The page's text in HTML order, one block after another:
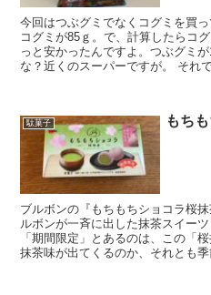
今回はつぶグミでなくコグミを買
コグミが85ｇ。で、計算したらコ
っと安かったんですよ。つぶグミ
な？近くのスーパーですが。 それ
駄菓子 もち
ブルボンの『もちもちショコラ桜
ルボンが一斉に出した抹茶スイー
「期間限定」とあるのは、この「
抹茶味が出てくるのか、それとも季